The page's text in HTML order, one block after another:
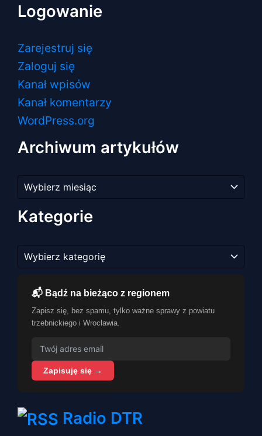
Logowanie
Zarejestruj się
Zaloguj się
Kanał wpisów
Kanał komentarzy
WordPress.org
Archiwum artykułów
artykułów
Kategorie
📬 Bądź na bieżąco z regionem
Zapisz się, bez spamu, tylko ważne sprawy z powiatu
trzebnickiego i Wrocławia.
Zapisuję się →
Radio DTR